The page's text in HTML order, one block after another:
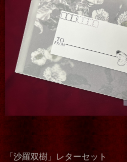
「沙羅双樹」レターセット